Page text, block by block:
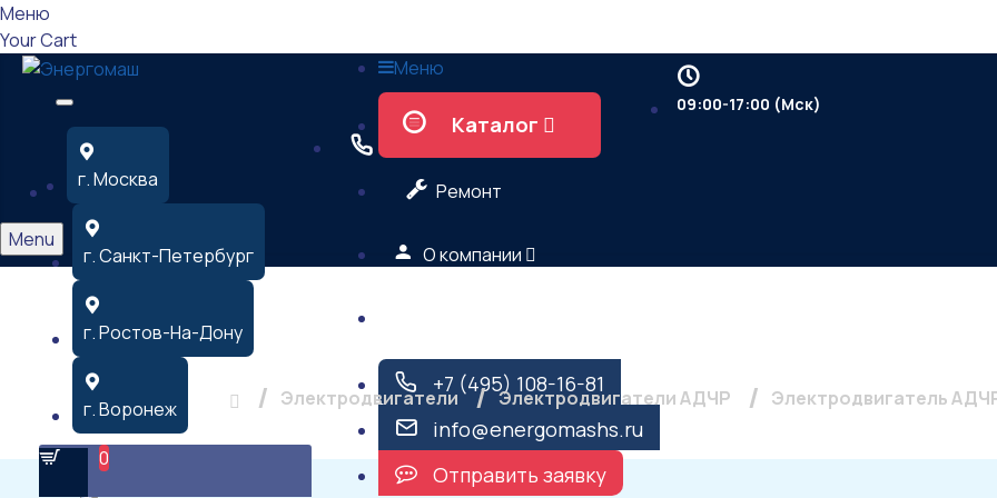
Меню
Your Cart
г. Москва
г. Санкт-Петербург
г. Ростов-На-Дону
г. Воронеж
0
Меню
Каталог
Ремонт
О компании
+7 (495) 108-16-81
info@energomashs.ru
Отправить заявку
09:00-17:00 (Мск)
Menu
Электродвигатель АДЧР 250 S8,
Электродвигатели Электродвигатели АДЧР Электродвигатель